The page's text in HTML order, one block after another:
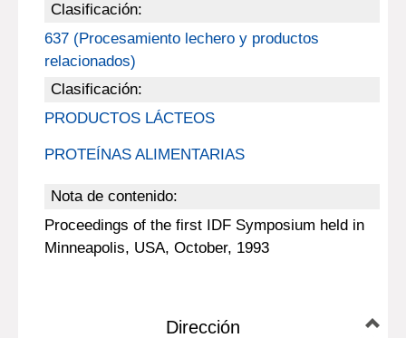
Clasificación:
637 (Procesamiento lechero y productos
relacionados)
Clasificación:
PRODUCTOS LÁCTEOS
PROTEÍNAS ALIMENTARIAS
Nota de contenido:
Proceedings of the first IDF Symposium held in
Minneapolis, USA, October, 1993
Dirección